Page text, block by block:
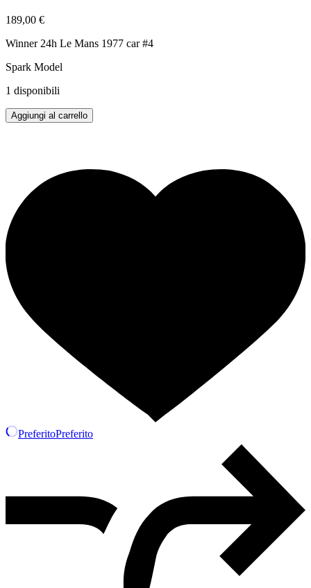
189,00 €
Winner 24h Le Mans 1977 car #4
Spark Model
1 disponibili
PORSCHE
936
HAYWOOD
1/18
quantità
Aggiungi al carrello
PreferitoPreferito